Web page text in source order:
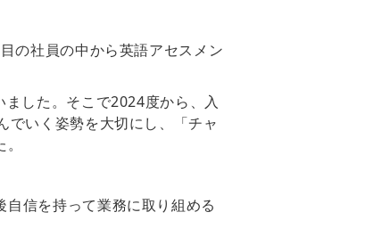
の社員の中から英語アセスメン
した。そこで2024度から、入
でいく姿勢を大切にし、「チャ
信を持って業務に取り組める